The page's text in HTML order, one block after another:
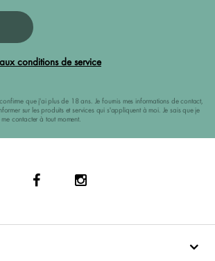
aux conditions de service
que j'ai plus de 18 ans. Je fournis mes informations de contact,
sur les produits et services qui s'appliquent à moi. Je sais que je
contacter à tout moment.